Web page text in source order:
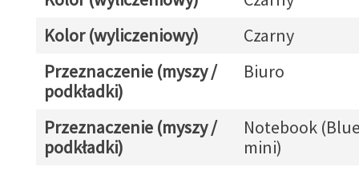
Kolor (wyliczeniowy)
Czarny
Przeznaczenie (myszy /
podkładki)
Biuro
Przeznaczenie (myszy /
podkładki)
Notebook
mini)